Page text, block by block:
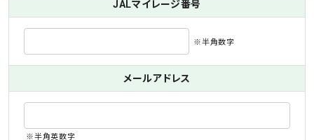
JALマイレージ番号
※半角数字
メールアドレス
※半角英数字